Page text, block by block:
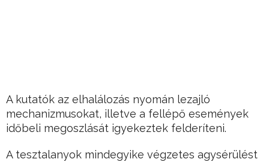
A kutatók az elhalálozás nyomán lezajló
mechanizmusokat, illetve a fellépő események
időbeli megoszlását igyekeztek felderíteni.
A tesztalanyok mindegyike végzetes agysérülést